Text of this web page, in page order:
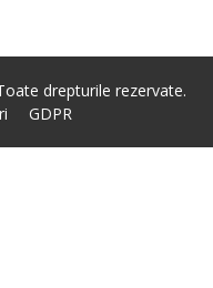
drepturile rezervate.
GDPR